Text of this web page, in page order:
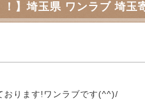
！】埼玉県 ワンラブ 埼
おります!ワンラブです(^^)/